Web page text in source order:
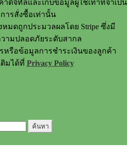
าดิจิทัลและเก็บข้อมูลผู้ใช้เท่าที่จำเป็น
การสั่งซื้อเท่านั้น
มดถูกประมวลผลโดย Stripe ซึ่งมี
ามปลอดภัยระดับสากล
หรือข้อมูลการชำระเงินของลูกค้า
ติมได้ที่ Privacy Policy
ค้นหา